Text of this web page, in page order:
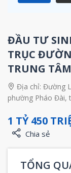
ĐẦU TƯ
TRỤC
TRUNG TÂM
Địa chỉ: Đường
phường Pháo Đài,
1 TỶ 450
Chia sẻ
TỔNG